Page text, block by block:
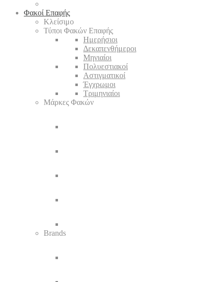
Φακοί Επαφής
Κλείσιμο
Τύποι Φακών Επαφής
Ημερήσιοι
Δεκαπενθήμεροι
Μηνιαίοι
Πολυεστιακοί
Αστιγματικοί
Έγχρωμοι
Τριμηνιαίοι
Μάρκες Φακών
Brands